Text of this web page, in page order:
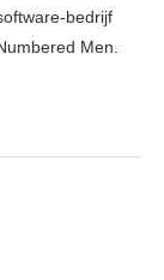
bedrijf
Men.